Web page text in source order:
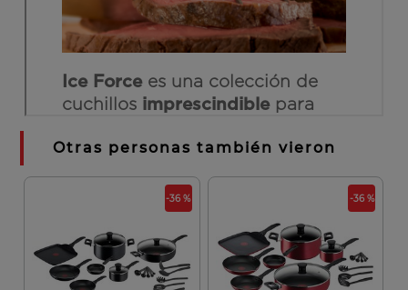
Otras personas también vieron
-36 % -36 %